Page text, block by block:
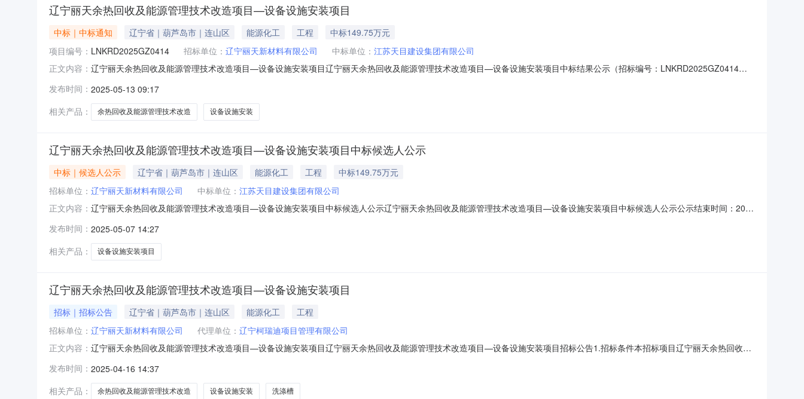
辽宁丽天余热回收及能源管理技术改造项目—设备设施安装项目
中标｜中标通知 辽宁省｜葫芦岛市｜连山区 能源化工 工程
中标149.75万元
项目编号： LNKRD2025GZ0414 招标单位： 辽宁丽天新材料有限公司 中标单位： 江苏天目建设集团有限公司
正文内容： 辽宁丽天余热回收及能源管理技术改造项目—设备设施安装项目辽宁丽天余热回收及能源管理技术改造项目—设备设施安装项目中标结果公示（招标编号：LNKRD2025GZ0414）
督部门本招标项目的监督部门为辽宁丽天新材料有限公司。四、联系方式招标人：辽宁丽天新材料有限公司地址：葫芦岛高新技术产业开发区精细化工园区西九路联系人：朱经理电
话：185042
发布时间： 2025-05-13 09:17
相关产品：
余热回收及能源管理技术改造 设备设施安装
辽宁丽天余热回收及能源管理技术改造项目—设备设施安装项目中标候选人公示
中标｜候选人公示 辽宁省｜葫芦岛市｜连山区 能源化工 工程
中标149.75万元
招标单位： 辽宁丽天新材料有限公司 中标单位： 江苏天目建设集团有限公司
正文内容： 辽宁丽天余热回收及能源管理技术改造项目—设备设施安装项目中标候选人公示辽宁丽天余热回收及能源管理技术改造项目—设备设施安装项目中标候选人公示公示结束时间：2025
标报价：149.754617万元，质量：合格，工期/交货期/服务期：35天；中标候选人第2名：沃达建设集团有限公司，投标报价：149.059066万元，质量：合格，工期/交货期/服务
期：
发布时间： 2025-05-07 14:27
相关产品：
设备设施安装项目
辽宁丽天余热回收及能源管理技术改造项目—设备设施安装项目
招标｜招标公告 辽宁省｜葫芦岛市｜连山区 能源化工
工程
招标单位： 辽宁丽天新材料有限公司 代理单位： 辽宁柯瑞迪项目管理有限公司
正文内容： 辽宁丽天余热回收及能源管理技术改造项目—设备设施安装项目辽宁丽天余热回收及能源管理技术改造项目—设备设施安装项目招标公告1.招标条件本招标项目辽宁丽天余热回收及
丽天余热回收及能源管理技术改造项目—设备设施安装项目2.2施工地点：辽宁丽天新材料有限公司厂区内。2.3招标范围：⑴、苯乙烯罐区在循环管线上增加两台换热器；⑵、从空
压机房到苯乙烯大罐配置冷水管线；
发布时间： 2025-04-16 14:37
相关产品：
余热回收及能源管理技术改造 设备设施安装 洗涤槽